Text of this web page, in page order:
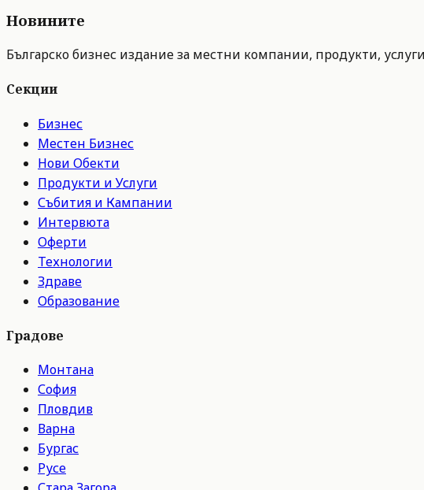
Новините
Българско бизнес издание за местни компании, продукти,
Секции
Бизнес
Местен Бизнес
Нови Обекти
Продукти и Услуги
Събития и Кампании
Интервюта
Оферти
Технологии
Здраве
Образование
Градове
Монтана
София
Пловдив
Варна
Бургас
Русе